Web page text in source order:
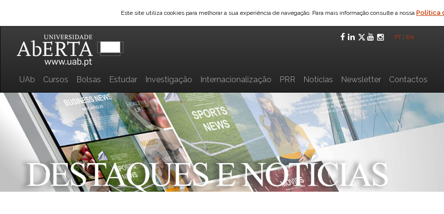
Este site utiliza cookies para melhorar a sua experiência de navegação. Para mais informação consulte a nossa Política
Facebook
LinkedIn
Twitter
YouTube
PT EN
UAb Cursos Bolsas Estudar Investigação Internacionalização PRR Notícias Newsletter Contactos